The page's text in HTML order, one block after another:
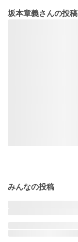
坂本章義さんの投稿
みんなの投稿